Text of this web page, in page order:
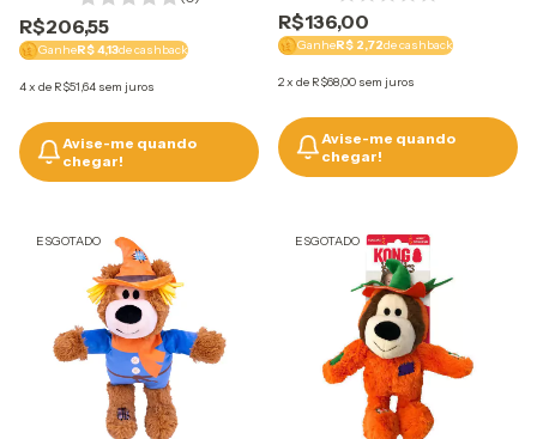
R$206,55
GanheR$ 4,13de cashback
4x de R$51,64 sem juros
Avise-me quando
chegar!
R$136,00
GanheR$ 2,72de cashback
2x de R$68,00 sem juros
Avise-me quando
chegar!
ESGOTADO ESGOTADO